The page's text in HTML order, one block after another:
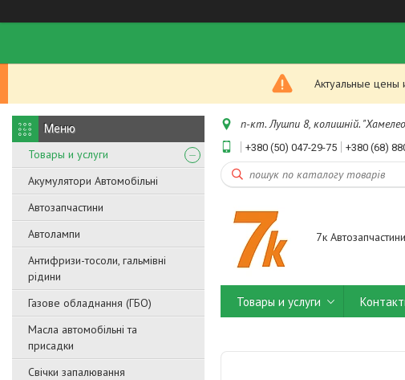
Актуальные цены
Товары и услуги
Акумулятори Автомобільні
Автозапчастини
Автолампи
Антифризи-тосоли, гальмівні
рідини
Газове обладнання (ГБО)
Масла автомобільні та
присадки
Свічки запалювання
п-кт. Лушпи 8, колишній.
+380 (50) 047-29-75 +380 (68)
7к
Товары и услуги